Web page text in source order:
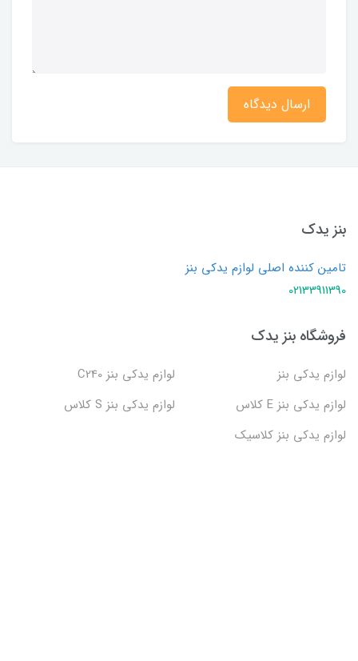
ارسال دیدگاه
بنز یدک
تامین کننده اصلی لوازم یدکی بنز
02133911390
فروشگاه بنز یدک
لوازم یدکی بنز
لوازم یدکی بنز C240
لوازم یدکی بنز E کلاس
لوازم یدکی بنز S کلاس
لوازم یدکی بنز کلاسیک